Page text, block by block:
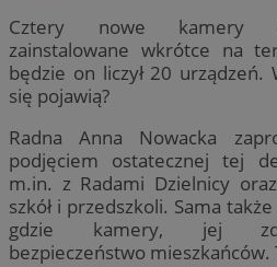
Cztery nowe kamery
zainstalowane wkrótce na
będzie on liczył 20 urządzeń.
się pojawią?
Radna Anna Nowacka
podjęciem ostatecznej tej
m.in. z Radami Dzielnicy
szkół i przedszkoli. Sama
gdzie kamery, jej
bezpieczeństwo mieszkańców.